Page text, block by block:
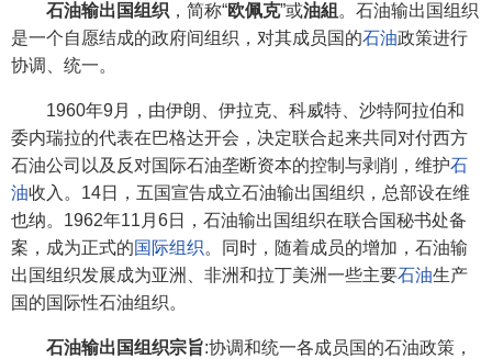
石油输出国组织 ，简称“欧佩克”或油組 。石油输出国组织
是一个自愿结成的政府间组织，对其成员国的石油政策进行
协调、统一。
1960年9月，由伊朗、伊拉克、科威特、沙特阿拉伯和
委内瑞拉的代表在巴格达开会，决定联合起来共同对付西方
石油公司以及反对国际石油垄断资本的控制与剥削，维护石
油收入。14日，五国宣告成立石油输出国组织，总部设在维
也纳。1962年11月6日，石油输出国组织在联合国秘书处备
案，成为正式的国际组织。同时，随着成员的增加，石油输
出国组织发展成为亚洲、非洲和拉丁美洲一些主要石油生产
国的国际性石油组织。
石油输出国组织宗旨:协调和统一各成员国的石油政策，